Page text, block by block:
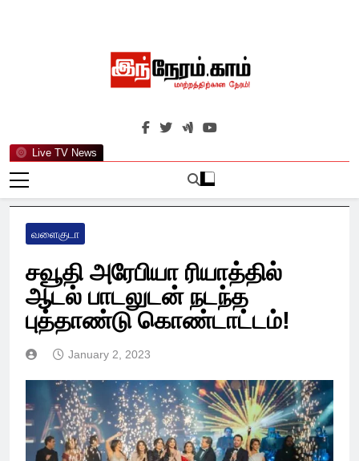
Live TV News
இந்நேரம்.காம்
செய்திகளுக்கு அப்பால்…
வளைகுடா
சவூதி அரேபியா ரியாத்தில்
ஆடல் பாடலுடன் நடந்த
புத்தாண்டு கொண்டாட்டம்!
January 2, 2023